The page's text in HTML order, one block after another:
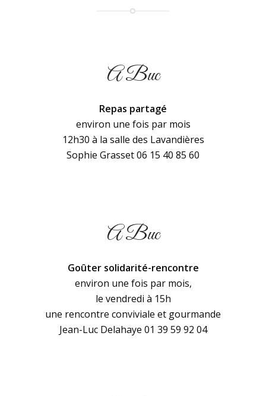
A Buc
Repas partagé
environ une fois par mois
12h30 à la salle des Lavandières
Sophie Grasset 06 15 40 85 60
A Buc
Goûter solidarité-rencontre
environ une fois par mois,
le vendredi à 15h
une rencontre conviviale et gourmande
Jean-Luc Delahaye 01 39 59 92 04